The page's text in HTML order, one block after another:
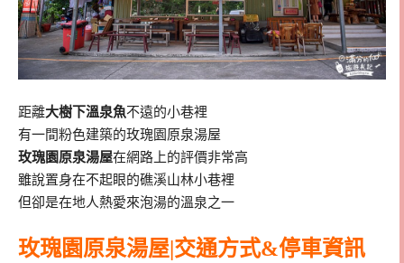
距離大樹下溫泉魚不遠的小巷裡
有一間粉色建築的玫瑰園原泉湯屋
玫瑰園原泉湯屋在網路上的評價非常高
雖說置身在不起眼的礁溪山林小巷裡
但卻是在地人熱愛來泡湯的溫泉之一
玫瑰園原泉湯屋|交通方式&停車資訊